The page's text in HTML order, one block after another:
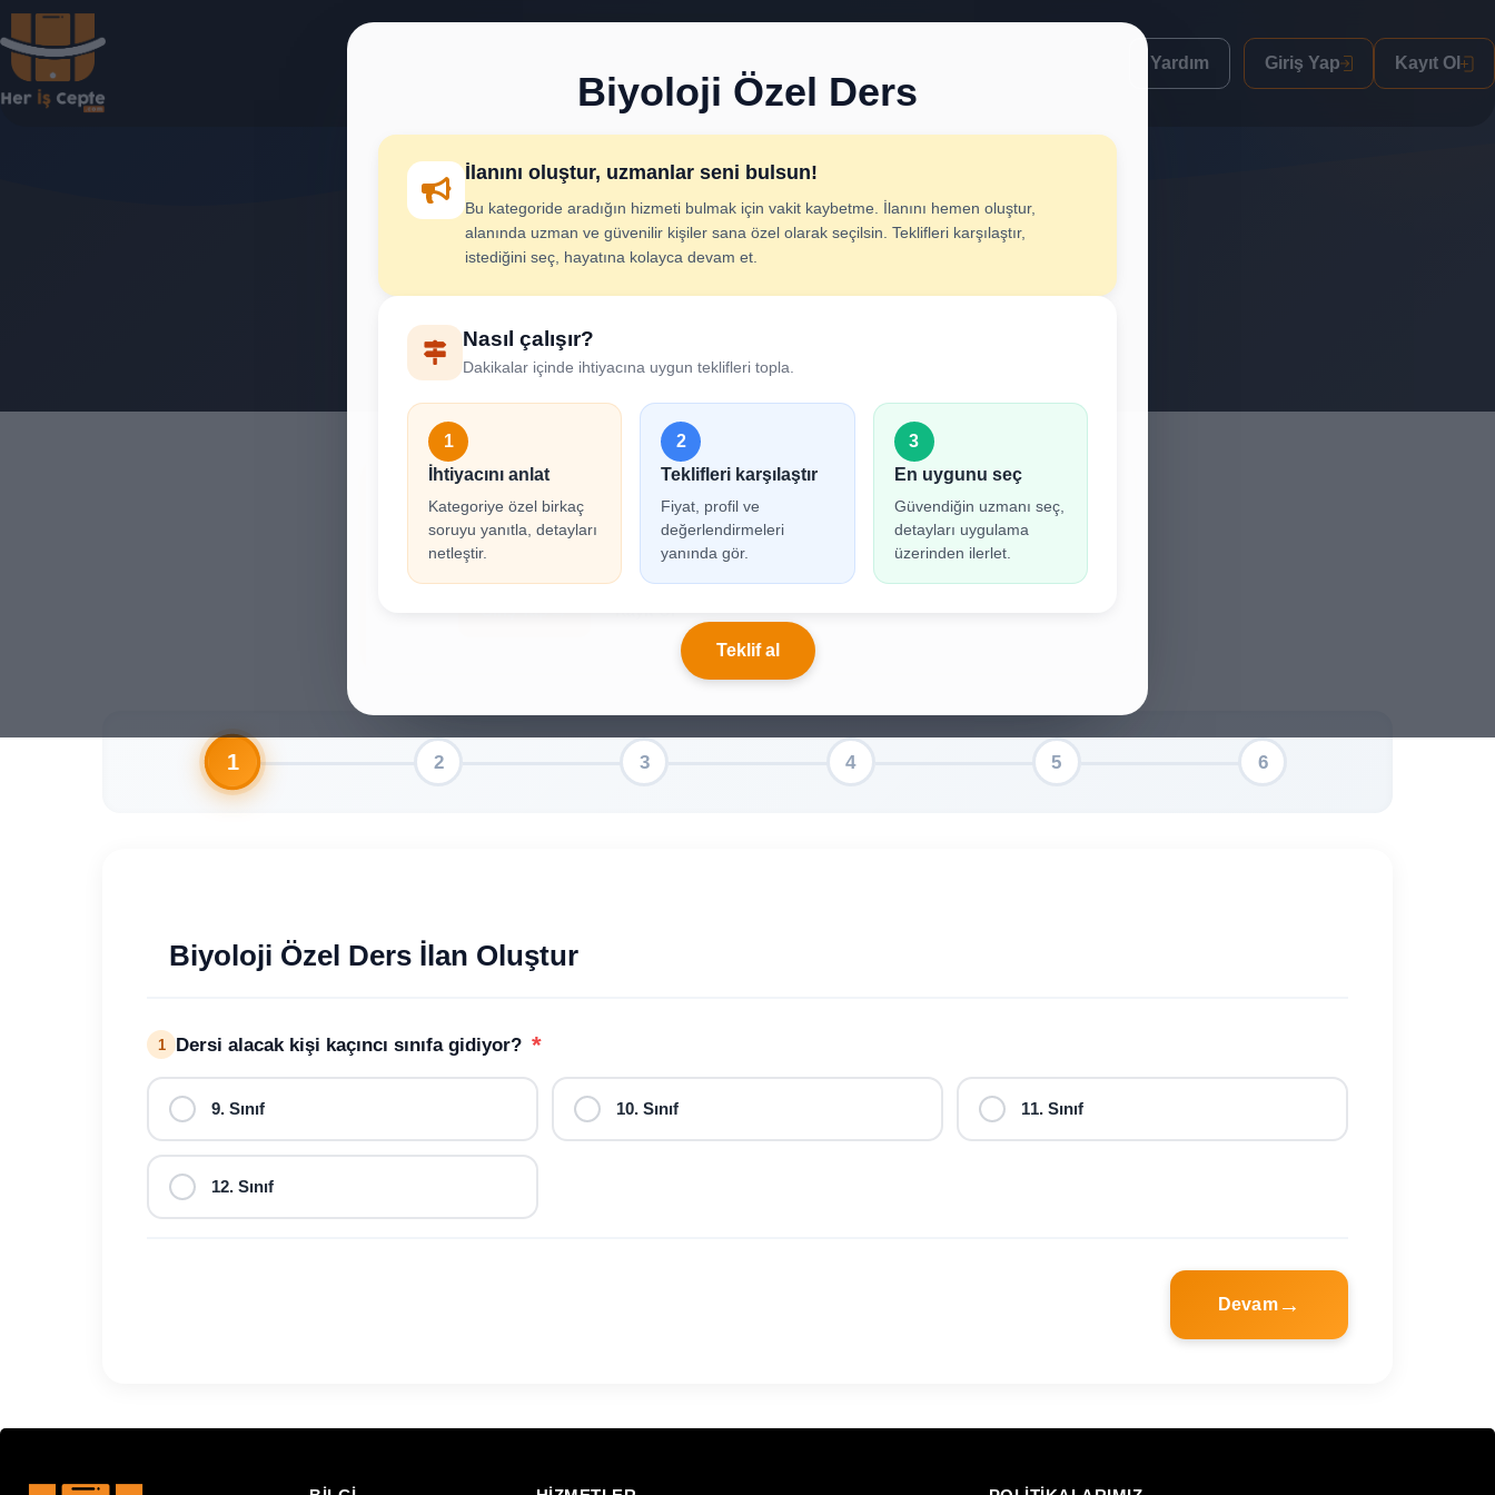
Yardım Giriş Yap Kayıt Ol
Biyoloji Özel Ders
İlanını oluştur, uzmanlar seni bulsun!
Bu kategoride aradığın hizmeti bulmak için vakit kaybetme. İlanını hemen oluştur,
alanında uzman ve güvenilir kişiler sana özel olarak seçilsin. Teklifleri karşılaştır,
istediğini seç, hayatına kolayca devam et.
Nasıl çalışır?
Dakikalar içinde ihtiyacına uygun teklifleri topla.
1
İhtiyacını anlat
Kategoriye özel birkaç
soruyu yanıtla, detayları
netleştir.
2
Teklifleri karşılaştır
Fiyat, profil ve
değerlendirmeleri
yanında gör.
3
En uygunu seç
Güvendiğin uzmanı seç,
detayları uygulama
üzerinden ilerlet.
Teklif al
Biyoloji Özel Ders İlan Oluştur
İhtiyacını adım adım belirt; uygun hizmet verenlerden hızlıca teklif al.
! İlan oluşturabilmek için giriş yapmanız gerekmektedir.
Hesabınız yoksa birkaç adımda kolayca kayıt olabilirsiniz.
Biyoloji Özel Ders İlan Oluştur
1 Dersi alacak kişi kaçıncı sınıfa gidiyor? *
9. Sınıf 10. Sınıf 11. Sınıf
12. Sınıf
Devam